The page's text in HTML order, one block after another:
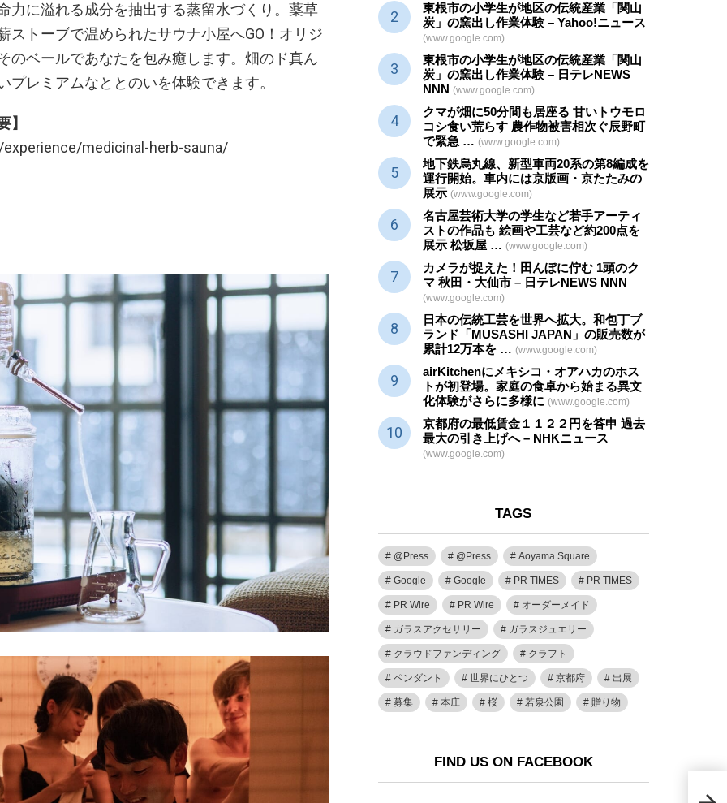
力に溢れる成分を抽出する蒸留水づくり。薬草
ストーブで温められたサウナ小屋へGO！オリジ
のベールであなたを包み癒します。畑のド真ん
レミアムなととのいを体験できます。
】
medicinal-herb-sauna/
八
東根市の小学生が地区の伝統産業 「関山
炭」の窯出し作業体験 – Yahoo!ニュース
(www.google.com)
東根市の小学生が地区の伝統産業 「関山
炭」の窯出し作業体験 – 日テレNEWS
NNN (www.google.com)
クマが畑に50分間も居座る 甘いトウモロ
コシ食い荒らす 農作物被害相次ぐ辰野町
で緊急 … (www.google.com)
地下鉄烏丸線、新型車両20系の第8編成を
運行開始。車内には京版画・京たたみの
展示 (www.google.com)
名古屋芸術大学の学生など若手アーティ
ストの作品も 絵画や工芸など約200点を
展示 松坂屋 … (www.google.com)
カメラが捉えた！田んぼに佇む 1頭のク
マ 秋田・大仙市 – 日テレNEWS NNN
(www.google.com)
日本の伝統工芸を世界へ拡大。和包丁ブ
ランド「MUSASHI JAPAN」の販売数が
累計12万本を … (www.google.com)
airKitchenにメキシコ・オアハカのホス
トが初登場。家庭の食卓から始まる異文
化体験がさらに多様に (www.google.com)
京都府の最低賃金１１２２円を答申 過去
最大の引き上げへ – NHKニュース
(www.google.com)
TAGS
@Press @Press Aoyama Square
Google Google PR TIMES PR TIMES
PR Wire PR Wire オーダーメイド
ガラスアクセサリー ガラスジュエリー
クラウドファンディング クラフト
ペンダント 世界にひとつ 京都府 出展
募集 本庄 桜 若泉公園 贈り物
FIND US ON FACEBOOK